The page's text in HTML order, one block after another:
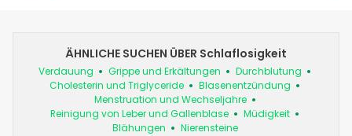
ÄHNLICHE SUCHEN ÜBER Schlaflosigkeit
Verdauung Grippe und Erkältungen
Durchblutung
Cholesterin und Triglyceride
Blasenentzündung
Menstruation und Wechseljahre
Reinigung von Leber und Gallenblase
Müdigkeit
Blähungen
Nierensteine